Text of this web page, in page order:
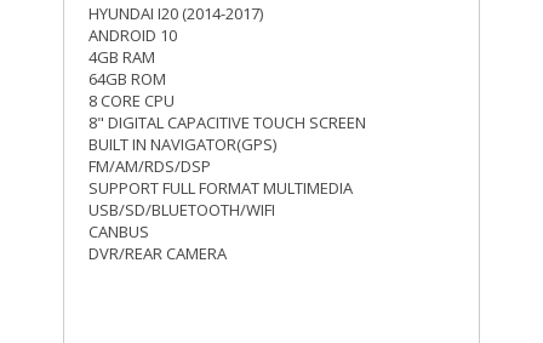
HYUNDAI I20 (2014-2017)
ANDROID 10
4GB RAM
64GB ROM
8 CORE CPU
8" DIGITAL CAPACITIVE TOUCH SCREEN
BUILT IN NAVIGATOR(GPS)
FM/AM/RDS/DSP
SUPPORT FULL FORMAT MULTIMEDIA
USB/SD/BLUETOOTH/WIFI
CANBUS
DVR/REAR CAMERA